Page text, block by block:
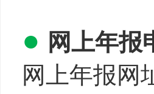
● 网上年报
网上年报网